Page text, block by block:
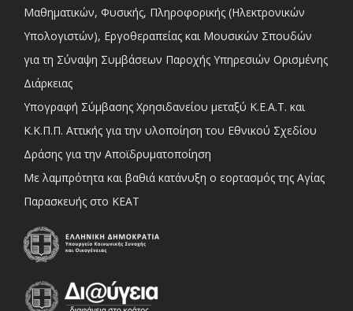
Μαθηματικών, Φυσικής, Πληροφορικής (Ηλεκτρονικών
Υπολογιστών), Εργοθεραπείας και Μουσικών Σπουδών
για τη Σύναψη Συμβάσεων Παροχής Υπηρεσιών Ορισμένης
Διάρκειας
Υπογραφή Σύμβασης Χρησιδανείου μεταξύ Κ.Ε.Α.Τ. και
Κ.Κ.Π.Π. Αττικής για την υλοποίηση του Εθνικού Σχεδίου
Δράσης για την Αποϊδρυματοποίηση
Με λαμπρότητα και βαθιά κατάνυξη ο εορτασμός της Αγίας
Παρασκευής στο ΚΕΑΤ